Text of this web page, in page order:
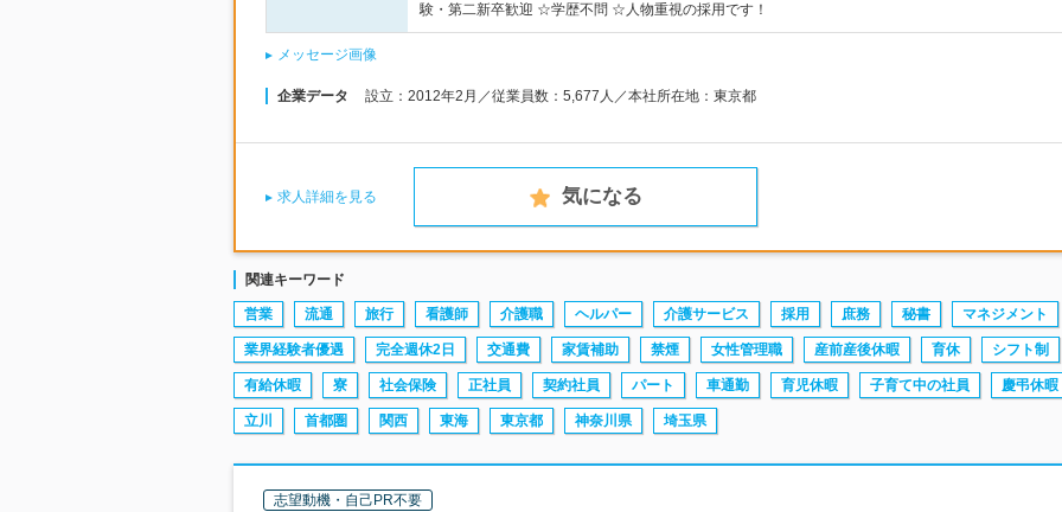
験・第二新卒歓迎 ☆学歴不問 ☆人物重視の採用です！
メッセージ画像
企業データ 設立：2012年2月／従業員数：5,677人／本社所在地：東京都
求人詳細を見る 気になる
関連キーワード
営業 流通 旅行 看護師 介護職 ヘルパー 介護サービス 採用 庶務 秘書 マネジメント
業界経験者優遇 完全週休2日 交通費 家賃補助 禁煙 女性管理職 産前産後休暇 育休 シフト制
有給休暇 寮 社会保険 正社員 契約社員 パート 車通勤 育児休暇 子育て中の社員 慶弔休暇
立川 首都圏 関西 東海 東京都 神奈川県 埼玉県
志望動機・自己PR不要